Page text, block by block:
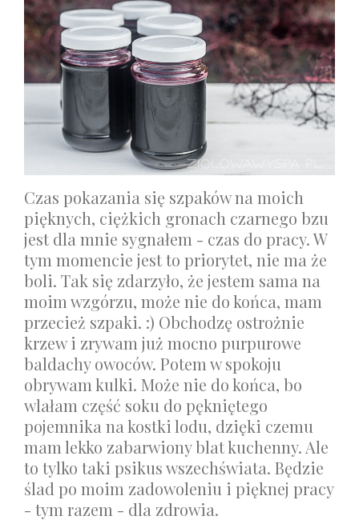
Czas pokazania się szpaków na moich
pięknych, ciężkich gronach czarnego bzu
jest dla mnie sygnałem - czas do pracy. W
tym momencie jest to priorytet, nie ma że
boli. Tak się zdarzyło, że jestem sama na
moim wzgórzu, może nie do końca, mam
przecież szpaki. :) Obchodzę ostrożnie
krzew i zrywam już mocno purpurowe
baldachy owoców. Potem w spokoju
obrywam kulki. Może nie do końca, bo
wlałam część soku do pękniętego
pojemnika na kostki lodu, dzięki czemu
mam lekko zabarwiony blat kuchenny. Ale
to tylko taki psikus wszechświata. Będzie
ślad po moim zadowoleniu i pięknej pracy
- tym razem - dla zdrowia.